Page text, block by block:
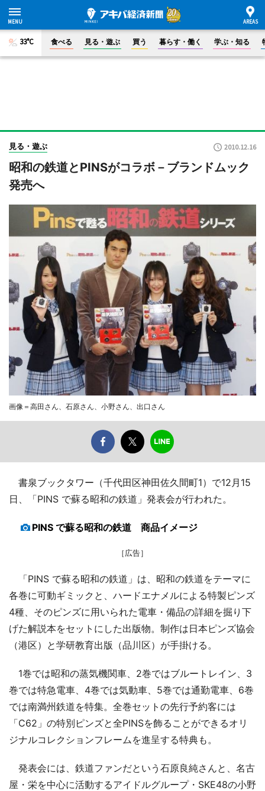
33°C 食べる 見る・遊ぶ 買う 暮らす・働く 学ぶ・知る
見る・遊ぶ 2010.12.16
昭和の鉄道とPINSがコラボ－ブランドムック
発売へ
画像＝高田さん、石原さん、小野さん、出口さん
書泉ブックタワー（千代田区神田佐久間町1）で12月15
日、「PINS で蘇る昭和の鉄道」発表会が行われた。
PINS で蘇る昭和の鉄道 商品イメージ
［広告］
「PINS で蘇る昭和の鉄道」は、昭和の鉄道をテーマに
各巻に可動ギミックと、ハードエナメルによる特製ピンズ
4種、そのピンズに用いられた電車・備品の詳細を掘り下
げた解説本をセットにした出版物。制作は日本ピンズ協会
（港区）と学研教育出版（品川区）が手掛ける。
1巻では昭和の蒸気機関車、2巻ではブルートレイン、3
巻では特急電車、4巻では気動車、5巻では通勤電車、6巻
では南満州鉄道を特集。全巻セットの先行予約客には
「C62」の特別ピンズと全PINSを飾ることができるオリ
ジナルコレクションフレームを進呈する特典も。
発表会には、鉄道ファンだという石原良純さんと、名古
屋・栄を中心に活動するアイドルグループ・SKE48の小野